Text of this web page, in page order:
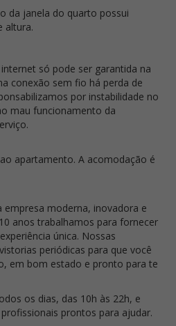
da janela do quarto possui
altura.
só pode ser garantida na
conexão sem fio há perda de
por instabilidade no
mau funcionamento da
apartamento. A acomodação é
empresa moderna, inovadora e
anos trabalhamos para fornecer
única. Nossas
periódicas para que você
em bom estado e pronto para te
os dias, das 10h às 22h, e
prontos para ajudar.